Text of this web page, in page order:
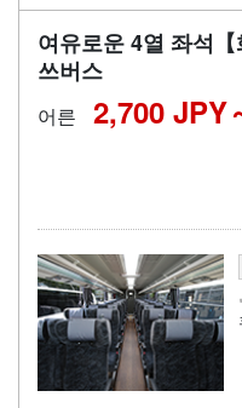
여유로운 4열 좌석
쓰버스
어른 2,700 JPY